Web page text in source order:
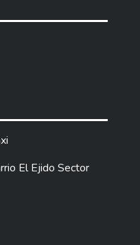
El Ejido Sector